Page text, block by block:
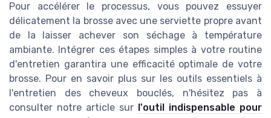
Pour accélérer le processus, vous pouvez essuyer
délicatement la brosse avec une serviette propre avant
de la laisser achever son séchage à température
ambiante. Intégrer ces étapes simples à votre routine
d'entretien garantira une efficacité optimale de votre
brosse. Pour en savoir plus sur les outils essentiels à
l'entretien des cheveux bouclés, n'hésitez pas à
consulter notre article sur l'outil indispensable pour